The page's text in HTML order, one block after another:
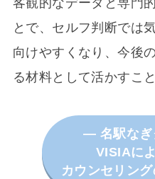
とで、セルフ判断では
向けやすくなり、今後
る材料として活かすこ
― 名駅な
VISIAに
カウンセリン